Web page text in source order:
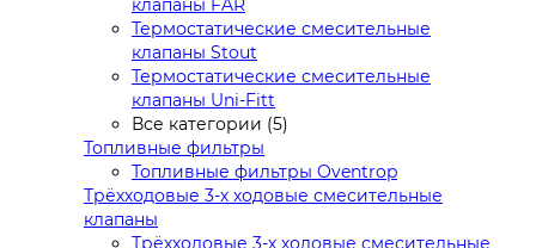
клапаны FAR
Термостатические смесительные
клапаны Stout
Термостатические смесительные
клапаны Uni-Fitt
Все категории (5)
Топливные фильтры
Топливные фильтры Oventrop
Трёхходовые 3-х ходовые смесительные
клапаны
Трёхходовые 3-х ходовые смесительные